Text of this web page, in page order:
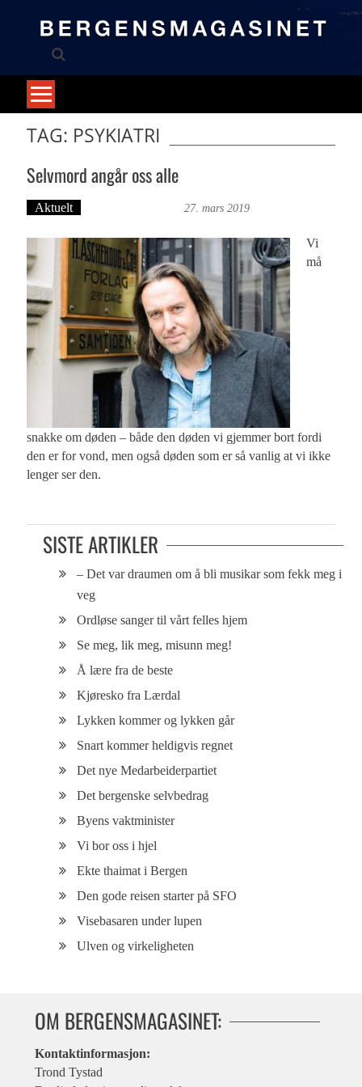
TAG: PSYKIATRI
Selvmord angår oss alle
Aktuelt 27. mars 2019
Vi
må
snakke om døden – både den døden vi gjemmer bort fordi
den er for vond, men også døden som er så vanlig at vi ikke
lenger ser den.
SISTE ARTIKLER
– Det var draumen om å bli musikar som fekk meg i
veg
Ordløse sanger til vårt felles hjem
Se meg, lik meg, misunn meg!
Å lære fra de beste
Kjøresko fra Lærdal
Lykken kommer og lykken går
Snart kommer heldigvis regnet
Det nye Medarbeiderpartiet
Det bergenske selvbedrag
Byens vaktminister
Vi bor oss i hjel
Ekte thaimat i Bergen
Den gode reisen starter på SFO
Visebasaren under lupen
Ulven og virkeligheten
OM BERGENSMAGASINET:
Kontaktinformasjon:
Trond Tystad